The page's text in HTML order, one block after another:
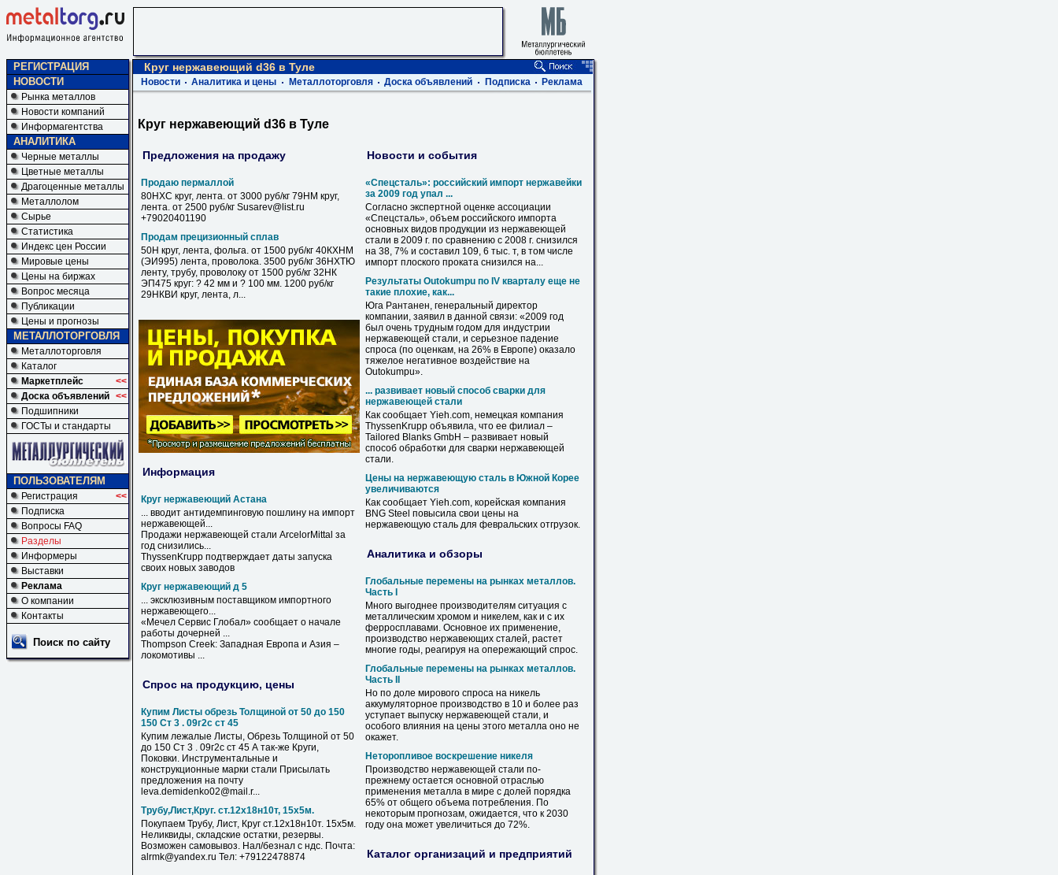
РЕГИСТРАЦИЯ
НОВОСТИ
Рынка металлов
Новости компаний
Информагентства
АНАЛИТИКА
Черные металлы
Цветные металлы
Драгоценные металлы
Металлолом
Сырье
Статистика
Индекс цен России
Мировые цены
Цены на биржах
Вопрос месяца
Публикации
Цены и прогнозы
МЕТАЛЛОТОРГОВЛЯ
Металлоторговля
Каталог
Маркетплейс
<<
Доска объявлений <<
Подшипники
ГОСТы и стандарты
ПОЛЬЗОВАТЕЛЯМ
Регистрация
<<
Подписка
Вопросы FAQ
Разделы
Информеры
Выставки
Реклама
О компании
Контакты
Поиск по сайту
Круг нержавеющий d36 в Туле
Новости Аналитика и цены Металлоторговля Доска объявлений Подписка Реклама
Круг нержавеющий d36 в Туле
Предложения на продажу
Продаю пермаллой
80НХС круг, лента. от 3000 руб/кг 79НМ круг,
лента. от 2500 руб/кг Susarev@list.ru
+79020401190
Продам прецизионный сплав
50Н круг, лента, фольга. от 1500 руб/кг 40КХНМ
(ЭИ995) лента, проволока. 3500 руб/кг 36НХТЮ
ленту, трубу, проволоку от 1500 руб/кг 32НК
ЭП475 круг: ? 42 мм и ? 100 мм. 1200 руб/кг
29НКВИ круг, лента, л...
Информация
Круг нержавеющий Астана
... вводит антидемпинговую пошлину на импорт
нержавеющей...
Продажи нержавеющей стали ArcelorMittal за
год снизились...
ThyssenKrupp подтверждает даты запуска
своих новых заводов
Круг нержавеющий д 5
... эксклюзивным поставщиком импортного
нержавеющего...
«Мечел Сервис Глобал» сообщает о начале
работы дочерней ...
Thompson Creek: Западная Европа и Азия –
локомотивы ...
Спрос на продукцию, цены
Купим Листы обрезь Толщиной от 50 до 150
150 Ст 3 . 09г2с ст 45
Купим лежалые Листы, Обрезь Толщиной от 50
до 150 Ст 3 . 09г2с ст 45 А так-же Круги,
Поковки. Инструментальные и
конструкционные марки стали Присылать
предложения на почту
leva.demidenko02@mail.r...
Трубу,Лист,Круг. ст.12х18н10т, 15х5м.
Покупаем Трубу, Лист, Круг ст.12х18н10т. 15х5м.
Неликвиды, складские остатки, резервы.
Возможен самовывоз. Нал/безнал с ндс. Почта:
alrmk@yandex.ru Тел: +79122478874
Новости и события
«Спецсталь»: российский импорт нержавейки
за 2009 год упал ...
Согласно экспертной оценке ассоциации
«Спецсталь», объем российского импорта
основных видов продукции из нержавеющей
стали в 2009 г. по сравнению с 2008 г. снизился
на 38, 7% и составил 109, 6 тыс. т, в том числе
импорт плоского проката снизился на...
Результаты Outokumpu по IV кварталу еще не
такие плохие, как...
Юга Рантанен, генеральный директор
компании, заявил в данной связи: «2009 год
был очень трудным годом для индустрии
нержавеющей стали, и серьезное падение
спроса (по оценкам, на 26% в Европе) оказало
тяжелое негативное воздействие на
Outokumpu».
... развивает новый способ сварки для
нержавеющей стали
Как сообщает Yieh.com, немецкая компания
ThyssenKrupp объявила, что ее филиал –
Tailored Blanks GmbH – развивает новый
способ обработки для сварки нержавеющей
стали.
Цены на нержавеющую сталь в Южной Корее
увеличиваются
Как сообщает Yieh.com, корейская компания
BNG Steel повысила свои цены на
нержавеющую сталь для февральских отгрузок.
Аналитика и обзоры
Глобальные перемены на рынках металлов.
Часть I
Много выгоднее производителям ситуация с
металлическим хромом и никелем, как и с их
ферросплавами. Основное их применение,
производство нержавеющих сталей, растет
многие годы, реагируя на опережающий спрос.
Глобальные перемены на рынках металлов.
Часть II
Но по доле мирового спроса на никель
аккумуляторное производство в 10 и более раз
уступает выпуску нержавеющей стали, и
особого влияния на цены этого металла оно не
окажет.
Неторопливое воскрешение никеля
Производство нержавеющей стали по-
прежнему остается основной отраслью
применения металла в мире с долей порядка
65% от общего объема потребления. По
некоторым прогнозам, ожидается, что к 2030
году она может увеличиться до 72%.
Каталог организаций и предприятий